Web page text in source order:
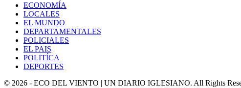
ECONOMÍA
LOCALES
EL MUNDO
DEPARTAMENTALES
POLICIALES
EL PAIS
POLITÍCA
DEPORTES
© 2026 - ECO DEL VIENTO | UN DIARIO IGLESIANO. All Rights